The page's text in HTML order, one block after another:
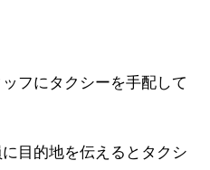
フにタクシーを手配して
目的地を伝えるとタクシ